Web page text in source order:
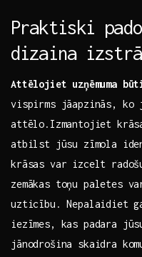
Praktiski
dizaina
Attēlojiet uzņēmuma
vispirms jāapzinās, ko
attēlo.Izmantojiet
atbilst jūsu zīmola
krāsas var izcelt
zemākas ‍toņu paletes
uzticību.‌ Nepalaidiet
iezīmes, kas padara
jānodrošina skaidra